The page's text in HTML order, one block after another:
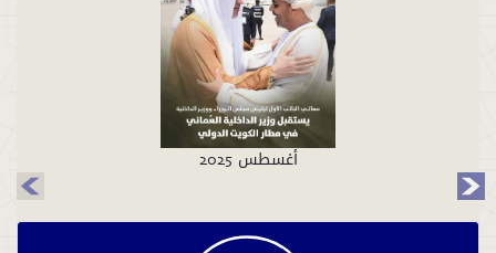
أغسطس 2025